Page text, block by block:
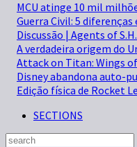
MCU atinge 10 mil
Guerra Civil: 5
Discussão | Agents of
A verdadeira origem do
Attack on Titan: Wings
Disney abandona auto-
Edição física de Rocket
SECTIONS